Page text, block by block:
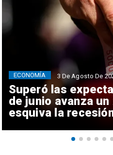
Superó las
de junio avanza un
esquiva la
ECONOMÍA 3 De Agosto De